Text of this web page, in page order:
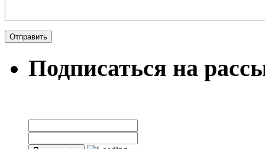
Подписаться на